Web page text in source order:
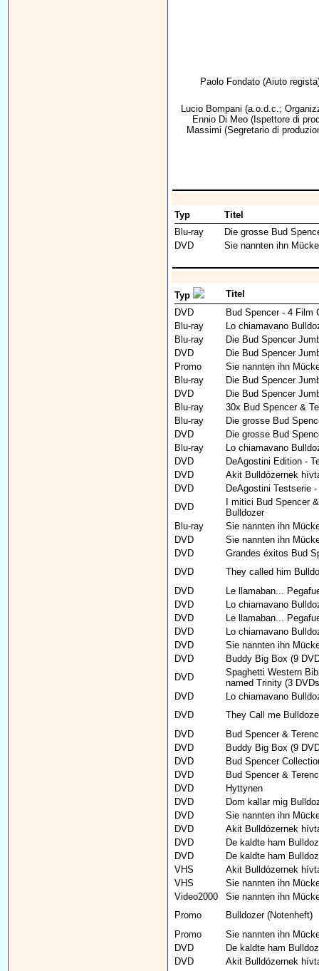
Paolo Fondato (Aiuto
Lucio Bompani (a.o.d.c.;
Ennio Di Meo (Ispettore di
Massimi (Segretario di
Typ
Titel
Blu-ray
Die grosse Bud
DVD
Sie nannten ihn Mücke
Typ
Titel
DVD
Bud Spencer - 4 Film
Blu-ray
Lo chiamavano
Blu-ray
Die Bud Spencer
DVD
Die Bud Spencer
Promo
Sie nannten ihn
Blu-ray
Die Bud Spencer
DVD
Die Bud Spencer
Blu-ray
30x Bud Spencer &
Blu-ray
Die grosse Bud
DVD
Die grosse Bud
Blu-ray
Lo chiamavano
DVD
DeAgostini Edition -
DVD
Akit Bulldózernek
DVD
DeAgostini Testserie
DVD
I mitici Bud Spencer
Bulldozer
Blu-ray
Sie nannten ihn
DVD
Sie nannten ihn
DVD
Grandes éxitos Bud
DVD
They called him
DVD
Le llamaban...
DVD
Lo chiamavano
DVD
Le llamaban...
DVD
Lo chiamavano
DVD
Sie nannten ihn
DVD
Buddy Big Box (9
DVD
Spaghetti Western
named Trinity (3
DVD
Lo chiamavano
DVD
They Call me
DVD
Bud Spencer &
DVD
Buddy Big Box (9
DVD
Bud Spencer
DVD
Bud Spencer &
DVD
Hyttynen
DVD
Dom kallar mig
DVD
Sie nannten ihn
DVD
Akit Bulldózernek
DVD
De kaldte ham
DVD
De kaldte ham
VHS
Akit Bulldózernek
VHS
Sie nannten ihn
Video2000
Sie nannten ihn
Promo
Bulldozer (Notenheft)
Promo
Sie nannten ihn
DVD
De kaldte ham
DVD
Akit Bulldózernek